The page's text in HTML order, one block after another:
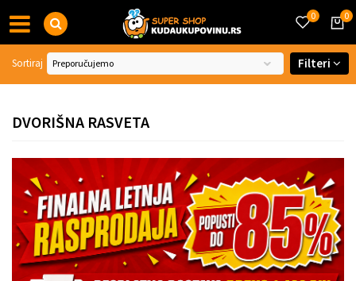
0
0
DVORIŠNA RASVETA
Sortiraj Filteri